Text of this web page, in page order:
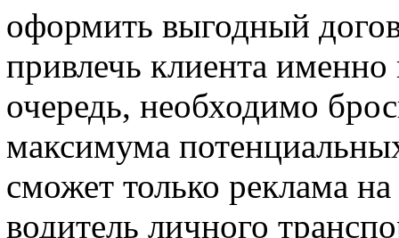
оформить выгодный
привлечь клиента
очередь, необходимо
максимума
сможет только реклама
водитель личного